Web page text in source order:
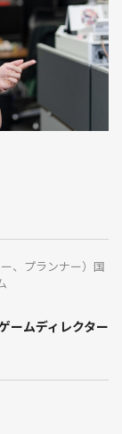
、プランナー）国
ームディレクター